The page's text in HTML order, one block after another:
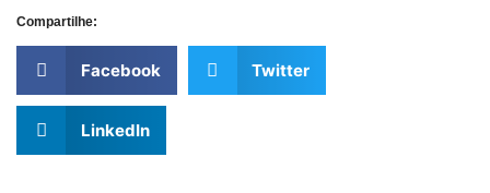
Compartilhe:
Facebook Twitter
LinkedIn